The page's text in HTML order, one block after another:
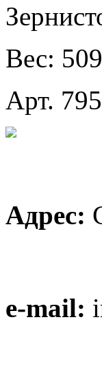
Вес:
Арт.
Адрес:
e-mail: